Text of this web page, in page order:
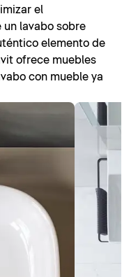
el
lavabo sobre
elemento de
ofrece muebles
con mueble ya